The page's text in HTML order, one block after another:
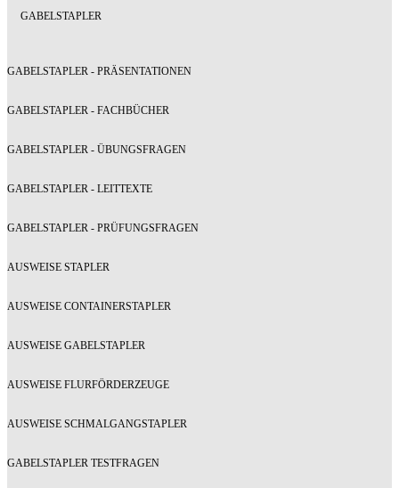
GABELSTAPLER
GABELSTAPLER - PRÄSENTATIONEN
GABELSTAPLER - FACHBÜCHER
GABELSTAPLER - ÜBUNGSFRAGEN
GABELSTAPLER - LEITTEXTE
GABELSTAPLER - PRÜFUNGSFRAGEN
AUSWEISE STAPLER
AUSWEISE CONTAINERSTAPLER
AUSWEISE GABELSTAPLER
AUSWEISE FLURFÖRDERZEUGE
AUSWEISE SCHMALGANGSTAPLER
GABELSTAPLER TESTFRAGEN